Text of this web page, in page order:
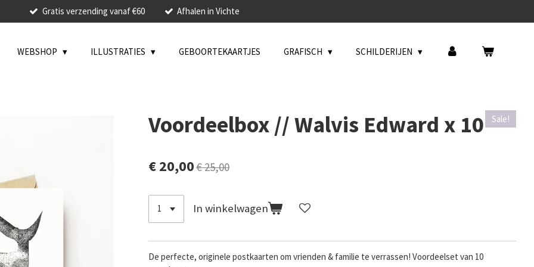
Gratis verzending vanaf €60 Afhalen in Vichte
WEBSHOP ILLUSTRATIES GEBOORTEKAARTJES GRAFISCH SCHILDERIJEN
Voordeelbox // Walvis Edward x 10 Sale!
€ 20,00€ 25,00
In winkelwagen
De perfecte, originele postkaarten om vrienden & familie te verrassen! Voordeelset van 10